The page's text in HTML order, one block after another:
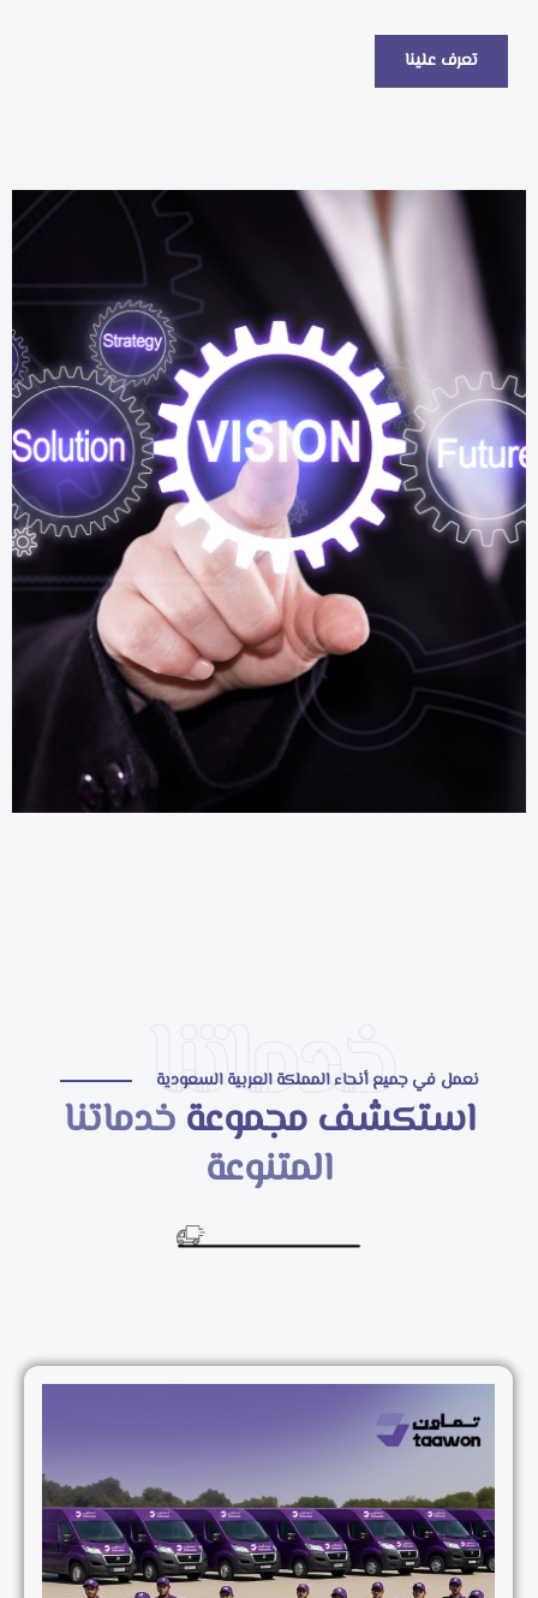
تعرف علينا
خدماتنا
نعمل في جميع أنحاء المملكة العربية السعودية
استكشف مجموعةخدماتنا
المتنوعة